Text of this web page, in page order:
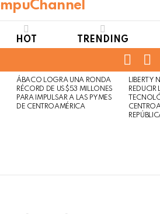
HOT TRENDING
Not
Safe
For
Click
to
view
ÁBACO LOGRA UNA RONDA
RÉCORD DE US$53 MILLONES
PARA IMPULSAR A LAS PYMES
DE CENTROAMÉRICA
LIBERTY
REDUCIR